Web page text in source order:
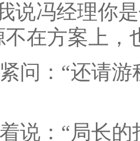
说冯经理你
在方案上，
问：“还请
说：“局长